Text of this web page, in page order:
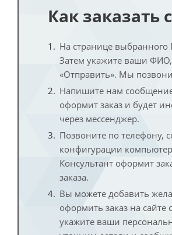
Как заказать
На странице выбранного
Затем укажите ваши
«Отправить». Мы
Напишите нам
оформит заказ и будет
через мессенджер.
Позвоните по телефону,
конфигурации
Консультант оформит
заказа.
Вы можете добавить
оформить заказ на сайте
укажите ваши